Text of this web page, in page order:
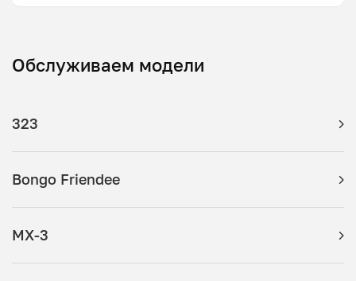
Обслуживаем модели
323
Bongo Friendee
MX-3